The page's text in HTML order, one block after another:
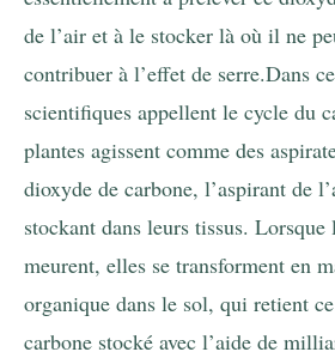
de l’air et à le stocker là où il ne
contribuer à l’effet de serre.Dans
scientifiques appellent le cycle du
plantes agissent comme des
dioxyde de carbone, l’aspirant de
stockant dans leurs tissus. Lorsque
meurent, elles se transforment en
organique dans le sol, qui retient
carbone stocké avec l’aide de